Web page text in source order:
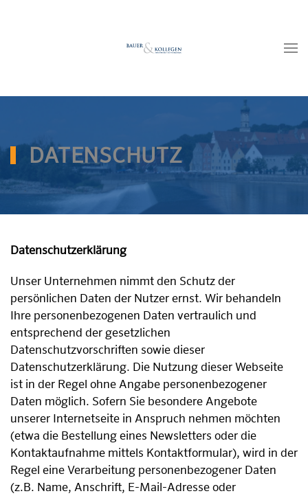
DATENSCHUTZ
Datenschutzerklärung
Unser Unternehmen nimmt den Schutz der
persönlichen Daten der Nutzer ernst. Wir behandeln
Ihre personenbezogenen Daten vertraulich und
entsprechend der gesetzlichen
Datenschutzvorschriften sowie dieser
Datenschutzerklärung. Die Nutzung dieser Webseite
ist in der Regel ohne Angabe personenbezogener
Daten möglich. Sofern Sie besondere Angebote
unserer Internetseite in Anspruch nehmen möchten
(etwa die Bestellung eines Newsletters oder die
Kontaktaufnahme mittels Kontaktformular), wird in der
Regel eine Verarbeitung personenbezogener Daten
(z.B. Name, Anschrift, E-Mail-Adresse oder